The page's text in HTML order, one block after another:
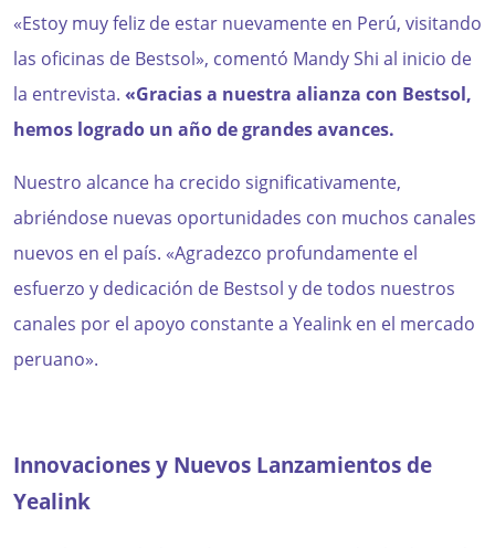
«Estoy muy feliz de estar nuevamente en Perú, visitando
las oficinas de Bestsol», comentó Mandy Shi al inicio de
la entrevista. «Gracias a nuestra alianza con Bestsol,
hemos logrado un año de grandes avances.
Nuestro alcance ha crecido significativamente,
abriéndose nuevas oportunidades con muchos canales
nuevos en el país. «Agradezco profundamente el
esfuerzo y dedicación de Bestsol y de todos nuestros
canales por el apoyo constante a Yealink en el mercado
peruano».
Innovaciones y Nuevos Lanzamientos de
Yealink